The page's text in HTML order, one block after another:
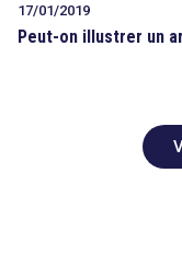
17/01/2019
Peut-on illustrer un